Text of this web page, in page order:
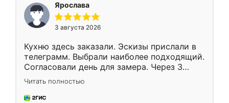
Ярослава
3 августа 2026
Кухню здесь заказали. Эскизы прислали в
телеграмм. Выбрали наиболее подходящий.
Согласовали день для замера. Через 3
недели кухня была уже готова. Остались
довольны работой. Спасибо Ренессанс
мебель за качественную работу!
Читать полностью